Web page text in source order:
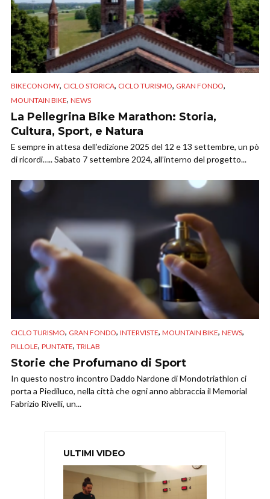
BIKECONOMY, CICLO STORICA, CICLO TURISMO, GRAN FONDO,
MOUNTAIN BIKE, NEWS
La Pellegrina Bike Marathon: Storia,
Cultura, Sport, e Natura
E sempre in attesa dell’edizione 2025 del 12 e 13 settembre, un pò
di ricordi….. Sabato 7 settembre 2024, all’interno del progetto...
CICLO TURISMO, GRAN FONDO, INTERVISTE, MOUNTAIN BIKE, NEWS,
PILLOLE, PUNTATE, TRILAB
Storie che Profumano di Sport
In questo nostro incontro Daddo Nardone di Mondotriathlon ci
porta a Piediluco, nella città che ogni anno abbraccia il Memorial
Fabrizio Rivelli, un...
ULTIMI VIDEO